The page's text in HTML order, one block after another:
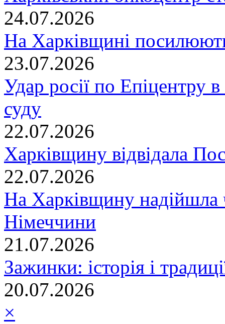
24.07.2026
На Харківщині
23.07.2026
Удар росії по Епіцентру
суду
22.07.2026
Харківщину відвідала
22.07.2026
На Харківщину надійшла
Німеччини
21.07.2026
Зажинки: історія і
20.07.2026
×